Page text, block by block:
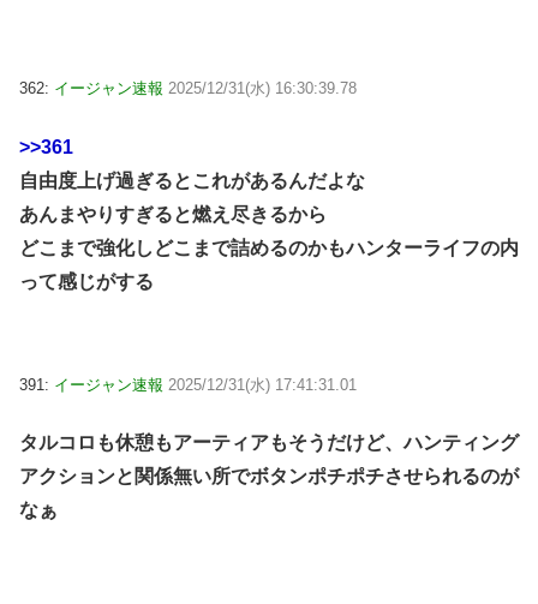
362: イージャン速報 2025/12/31(水) 16:30:39.78
>>361
自由度上げ過ぎるとこれがあるんだよな
あんまやりすぎると燃え尽きるから
どこまで強化しどこまで詰めるのかもハンターライフの内
って感じがする
391: イージャン速報 2025/12/31(水) 17:41:31.01
タルコロも休憩もアーティアもそうだけど、ハンティング
アクションと関係無い所でボタンポチポチさせられるのが
なぁ